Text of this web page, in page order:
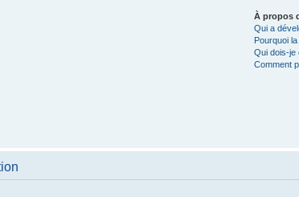
À propos
Qui a
Pourquoi
Qui dois-je
Comment